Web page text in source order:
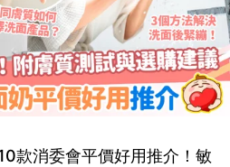
款消委會平價好用推介！敏